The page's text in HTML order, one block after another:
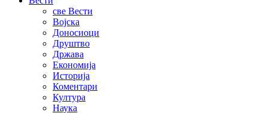
све Вести
Војска
Доносиоци
Друштво
Држава
Економија
Историја
Коментари
Култура
Наука